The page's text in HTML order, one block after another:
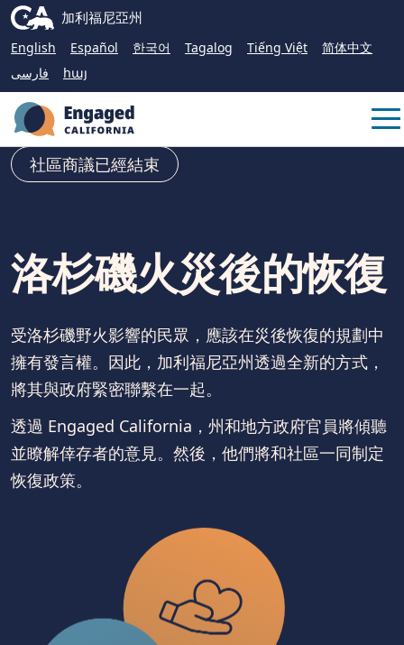
Main
CA.gov加利福尼亞州
English Español 한국어 Tagalog Tiếng Việt
简体中文
فارسی
հայ
社區商議已經結束
洛杉磯火災後的恢復
受洛杉磯野火影響的民眾，應該在災後恢復的規劃中
擁有發言權。因此，加利福尼亞州透過全新的方式，
將其與政府緊密聯繫在一起。
透過 Engaged California，州和地方政府官員將傾聽
並瞭解倖存者的意見。然後，他們將和社區一同制定
恢復政策。